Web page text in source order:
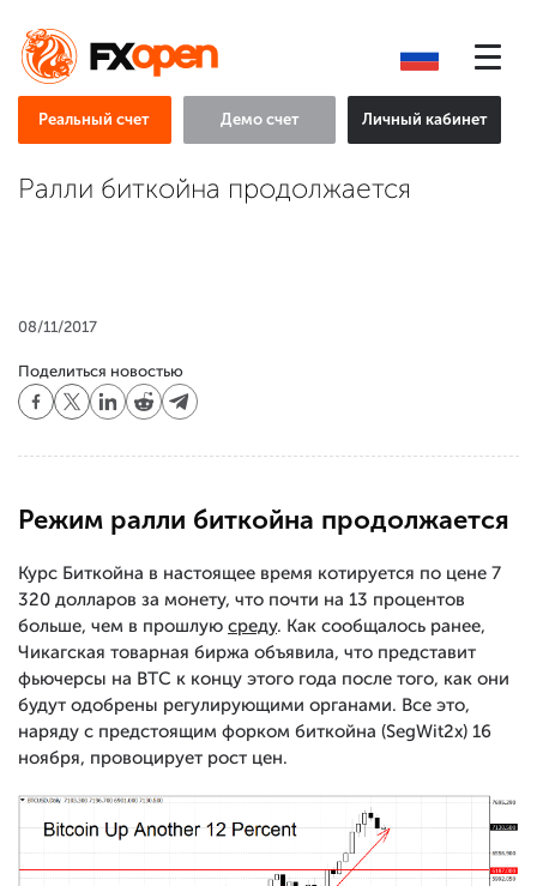
Реальный счет Демо счет Личный кабинет
Ралли биткойна продолжается
08/11/2017
Поделиться новостью
Режим ралли биткойна продолжается
Курс Биткойна в настоящее время котируется по цене 7
320 долларов за монету, что почти на 13 процентов
больше, чем в прошлую среду. Как сообщалось ранее,
Чикагская товарная биржа объявила, что представит
фьючерсы на BTC к концу этого года после того, как они
будут одобрены регулирующими органами. Все это,
наряду с предстоящим форком биткойна (SegWit2x) 16
ноября, провоцирует рост цен.